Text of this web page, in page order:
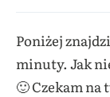
Poniżej
minuty. Jak
🙂 Czekam